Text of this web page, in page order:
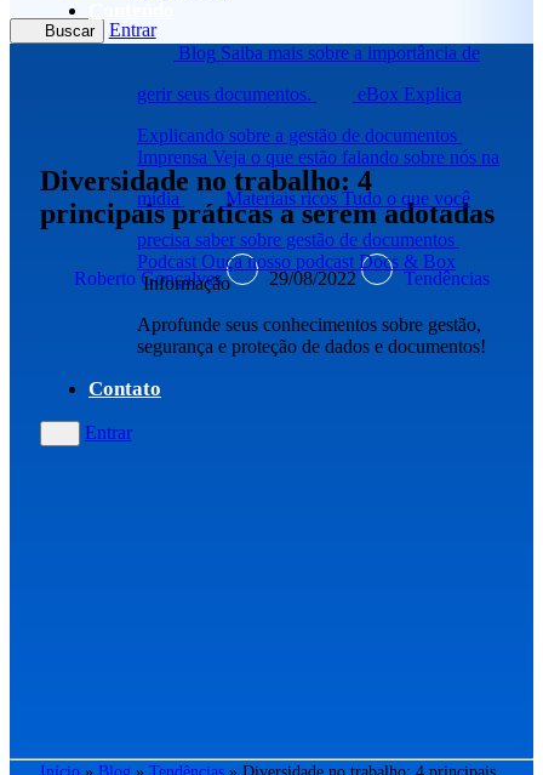
Blog Saiba mais sobre a importância de
gerir seus documentos.
eBox Explica
Explicando sobre a gestão de documentos
Imprensa Veja o que estão falando sobre nós na
mídia
Materiais ricos Tudo o que você
precisa saber sobre gestão de documentos
Podcast Ouça nosso podcast Docs & Box
Informação
Aprofunde seus conhecimentos sobre gestão,
segurança e proteção de dados e documentos!
Contato
Entrar
Buscar Entrar
Diversidade no trabalho: 4
principais práticas a serem adotadas
Roberto Gonçalves 29/08/2022 Tendências